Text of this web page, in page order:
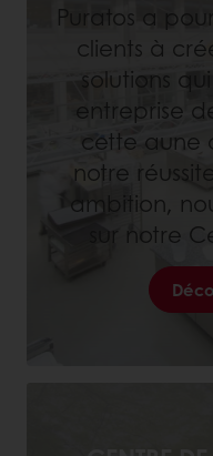
Puratos a
clients à
solutions
entreprise
cette aune
notre
ambition,
sur notre